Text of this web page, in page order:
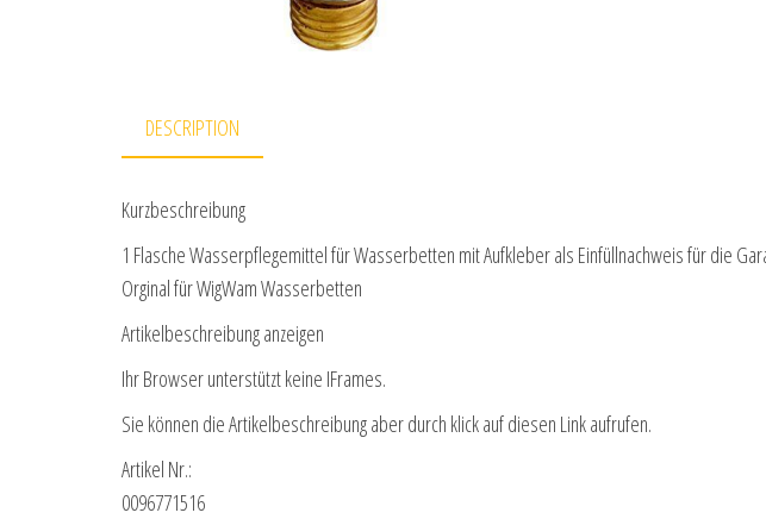
DESCRIPTION
Kurzbeschreibung
1 Flasche Wasserpflegemittel für Wasserbetten mit Aufkleber als Einfüllnachweis für die
Orginal für WigWam Wasserbetten
Artikelbeschreibung anzeigen
Ihr Browser unterstützt keine IFrames.
Sie können die Artikelbeschreibung aber durch klick auf diesen Link aufrufen.
Artikel Nr.:
0096771516